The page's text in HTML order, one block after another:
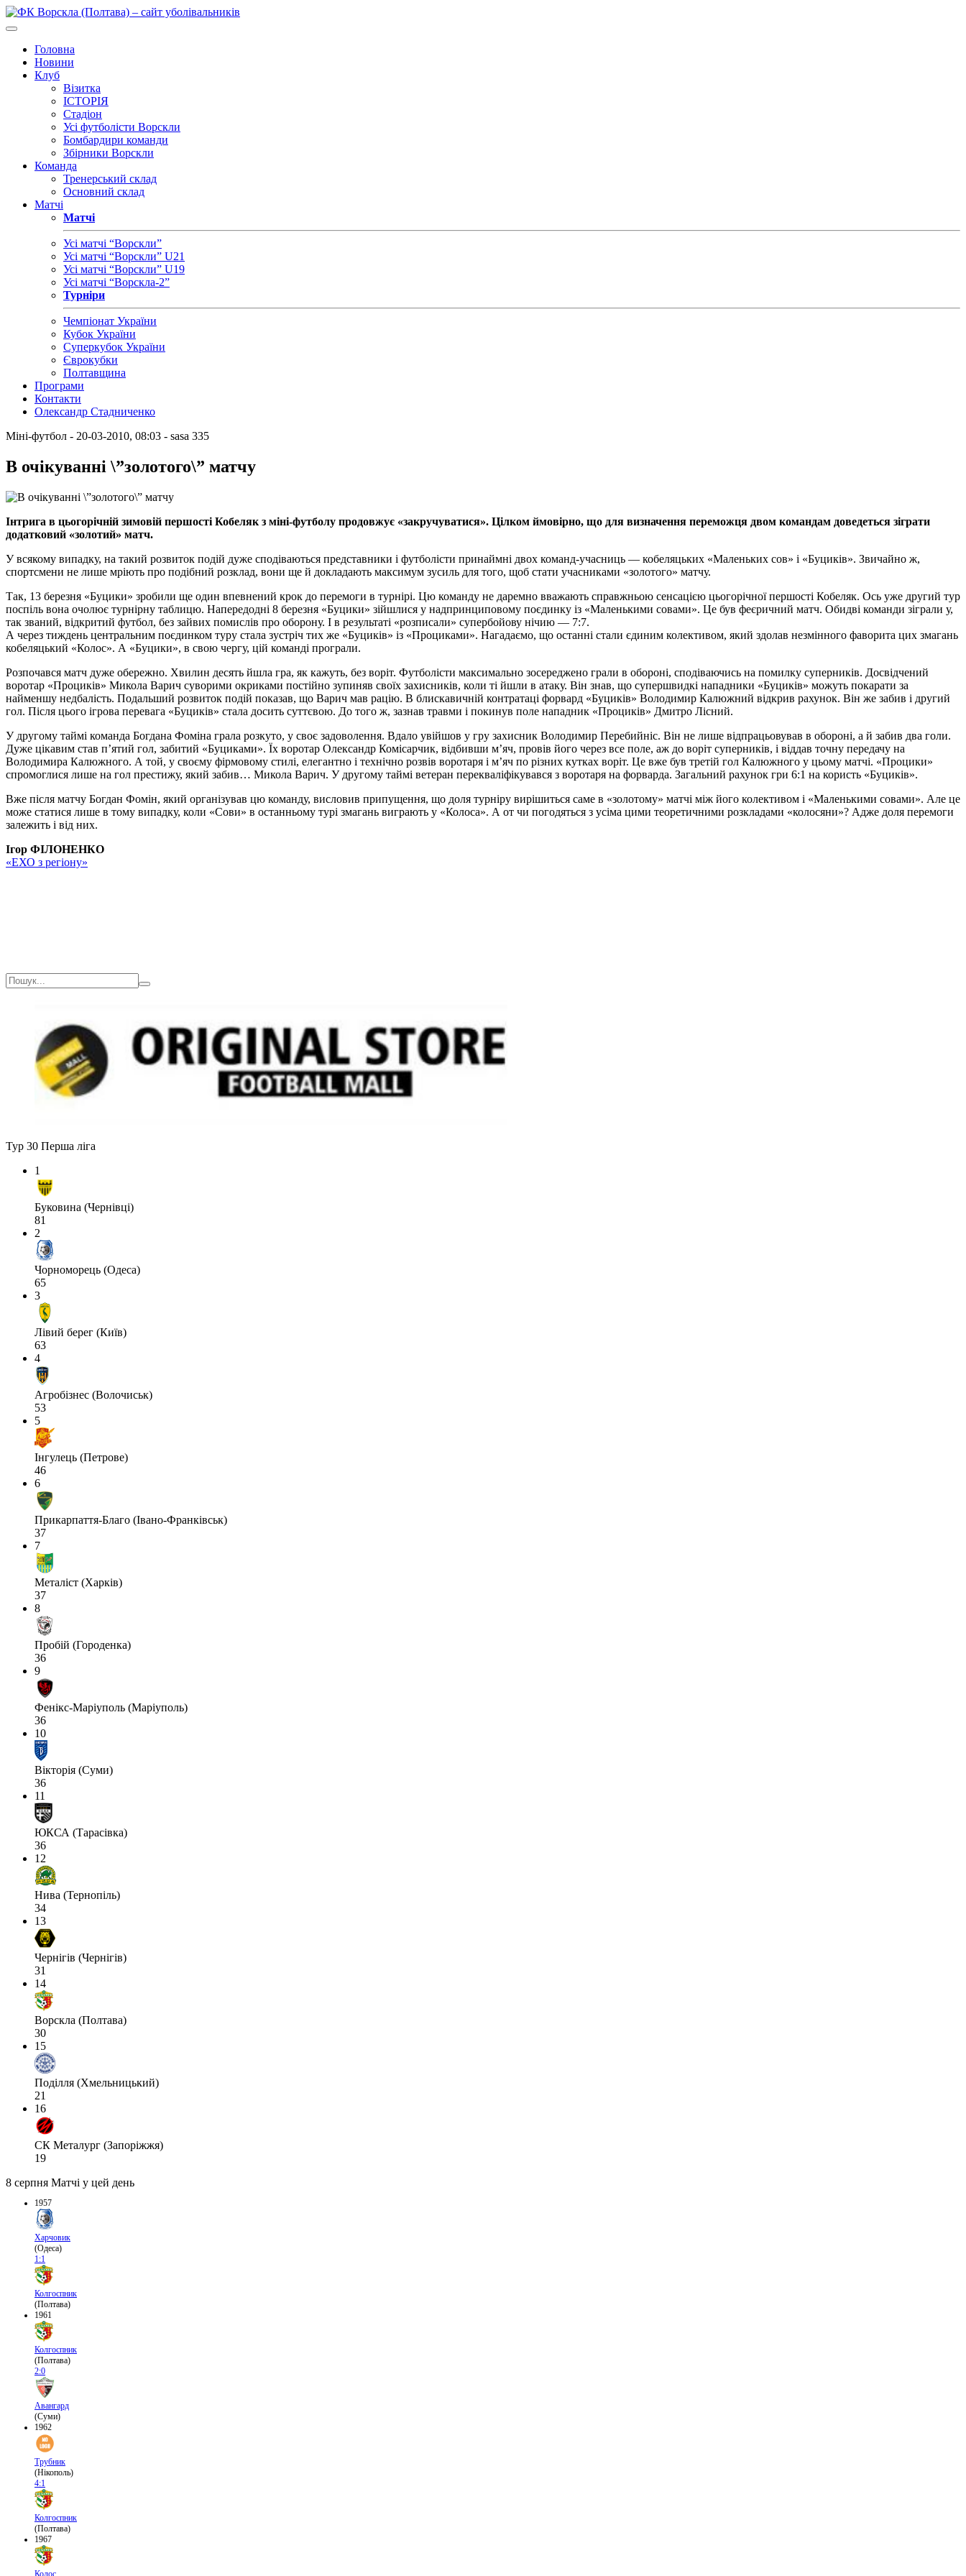
Головна
Новини
Клуб
Візитка
ІСТОРІЯ
Стадіон
Усі футболісти Ворскли
Бомбардири команди
Збірники Ворскли
Команда
Тренерський склад
Основний склад
Матчі
Матчі
Усі матчі “Ворскли”
Усі матчі “Ворскли” U21
Усі матчі “Ворскли” U19
Усі матчі “Ворскла-2”
Турніри
Чемпіонат України
Кубок України
Суперкубок України
Єврокубки
Полтавщина
Програми
Контакти
Олександр Стадниченко
Міні-футбол - 20-03-2010, 08:03 - sasa 335
В очікуванні \”золотого\” матчу
Інтрига в цьогорічній зимовій першості Кобеляк з міні-футболу продовжує «закручуватися». Цілком ймовірно, що для визначення переможця двом командам доведеться зіграти
додатковий «золотий» матч.
У всякому випадку, на такий розвиток подій дуже сподіваються представники і футболісти принаймні двох команд-учасниць — кобеляцьких «Маленьких сов» і «Буциків». Звичайно ж,
спортсмени не лише мріють про подібний розклад, вони ще й докладають максимум зусиль для того, щоб стати учасниками «золотого» матчу.
Так, 13 березня «Буцики» зробили ще один впевнений крок до перемоги в турнірі. Цю команду не даремно вважають справжньою сенсацією цьогорічної першості Кобеляк. Ось уже другий тур
поспіль вона очолює турнірну таблицю. Напередодні 8 березня «Буцики» зійшлися у надпринциповому поєдинку із «Маленькими совами». Це був феєричний матч. Обидві команди зіграли у,
так званий, відкритий футбол, без зайвих помислів про оборону. І в результаті «розписали» супербойову нічию — 7:7.
А через тиждень центральним поєдинком туру стала зустріч тих же «Буциків» із «Проциками». Нагадаємо, що останні стали єдиним колективом, який здолав незмінного фаворита цих змагань
кобеляцький «Колос». А «Буцики», в свою чергу, цій команді програли.
Розпочався матч дуже обережно. Хвилин десять йшла гра, як кажуть, без воріт. Футболісти максимально зосереджено грали в обороні, сподіваючись на помилку суперників. Досвідчений
воротар «Проциків» Микола Варич суворими окриками постійно зупиняв своїх захисників, коли ті йшли в атаку. Він знав, що супершвидкі нападники «Буциків» можуть покарати за
найменшу недбалість. Подальший розвиток подій показав, що Варич мав рацію. В блискавичній контратаці форвард «Буциків» Володимир Калюжний відкрив рахунок. Він же забив і другий
гол. Після цього ігрова перевага «Буциків» стала досить суттєвою. До того ж, зазнав травми і покинув поле нападник «Проциків» Дмитро Лісний.
У другому таймі команда Богдана Фоміна грала розкуто, у своє задоволення. Вдало увійшов у гру захисник Володимир Перебийніс. Він не лише відпрацьовував в обороні, а й забив два голи.
Дуже цікавим став п’ятий гол, забитий «Буциками». Їх воротар Олександр Комісарчик, відбивши м’яч, провів його через все поле, аж до воріт суперників, і віддав точну передачу на
Володимира Калюжного. А той, у своєму фірмовому стилі, елегантно і технічно розвів воротаря і м’яч по різних кутках воріт. Це вже був третій гол Калюжного у цьому матчі. «Процики»
спромоглися лише на гол престижу, який забив… Микола Варич. У другому таймі ветеран перекваліфікувався з воротаря на форварда. Загальний рахунок гри 6:1 на користь «Буциків».
Вже після матчу Богдан Фомін, який організував цю команду, висловив припущення, що доля турніру вирішиться саме в «золотому» матчі між його колективом і «Маленькими совами». Але це
може статися лише в тому випадку, коли «Сови» в останньому турі змагань виграють у «Колоса». А от чи погодяться з усіма цими теоретичними розкладами «колосяни»? Адже доля перемоги
залежить і від них.
Ігор ФІЛОНЕНКО
«ЕХО з регіону»
Тур 30 Перша ліга
1
Буковина (Чернівці)
81
2
Чорноморець (Одеса)
65
3
Лівий берег (Київ)
63
4
Агробізнес (Волочиськ)
53
5
Інгулець (Петрове)
46
6
Прикарпаття-Благо (Івано-Франківськ)
37
7
Металіст (Харків)
37
8
Пробій (Городенка)
36
9
Фенікс-Маріуполь (Маріуполь)
36
10
Вікторія (Суми)
36
11
ЮКСА (Тарасівка)
36
12
Нива (Тернопіль)
34
13
Чернігів (Чернігів)
31
14
Ворскла (Полтава)
30
15
Поділля (Хмельницький)
21
16
СК Металург (Запоріжжя)
19
8 серпня Матчі у цей день
1957
Харчовик
(Одеса)
1:1
Колгоспник
(Полтава)
1961
Колгоспник
(Полтава)
2:0
Авангард
(Суми)
1962
Трубник
(Нікополь)
4:1
Колгоспник
(Полтава)
1967
Колос